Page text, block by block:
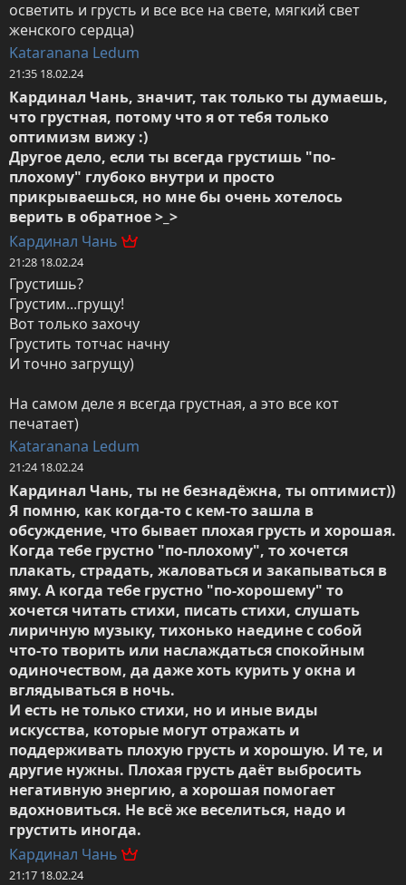
осветить и грусть и все все на свете, мягкий свет
женского сердца)
Kataranana Ledum
21:35 18.02.24
Кардинал Чань, значит, так только ты думаешь,
что грустная, потому что я от тебя только
оптимизм вижу :)
Другое дело, если ты всегда грустишь "по-
плохому" глубоко внутри и просто
прикрываешься, но мне бы очень хотелось
верить в обратное >_>
Кардинал Чань
21:28 18.02.24
Грустишь?
Грустим...грущу!
Вот только захочу
Грустить тотчас начну
И точно загрущу)
На самом деле я всегда грустная, а это все кот
печатает)
Kataranana Ledum
21:24 18.02.24
Кардинал Чань, ты не безнадёжна, ты оптимист))
Я помню, как когда-то с кем-то зашла в
обсуждение, что бывает плохая грусть и хорошая.
Когда тебе грустно "по-плохому", то хочется
плакать, страдать, жаловаться и закапываться в
яму. А когда тебе грустно "по-хорошему" то
хочется читать стихи, писать стихи, слушать
лиричную музыку, тихонько наедине с собой
что-то творить или наслаждаться спокойным
одиночеством, да даже хоть курить у окна и
вглядываться в ночь.
И есть не только стихи, но и иные виды
искусства, которые могут отражать и
поддерживать плохую грусть и хорошую. И те, и
другие нужны. Плохая грусть даёт выбросить
негативную энергию, а хорошая помогает
вдохновиться. Не всё же веселиться, надо и
грустить иногда.
Кардинал Чань
21:17 18.02.24